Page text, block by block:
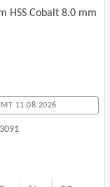
HSS Cobalt 8.0 mm
11.08.2026